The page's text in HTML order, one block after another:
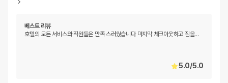
베스트 리뷰
호텔의 모든 서비스와 직원들은 만족 스러웠습니다 마지막 체크아웃하고 짐을…
5.0/5.0